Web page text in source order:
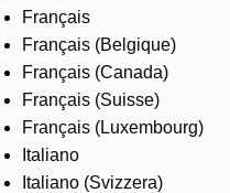
Français
Français (Belgique)
Français (Canada)
Français (Suisse)
Français (Luxembourg)
Italiano
Italiano (Svizzera)